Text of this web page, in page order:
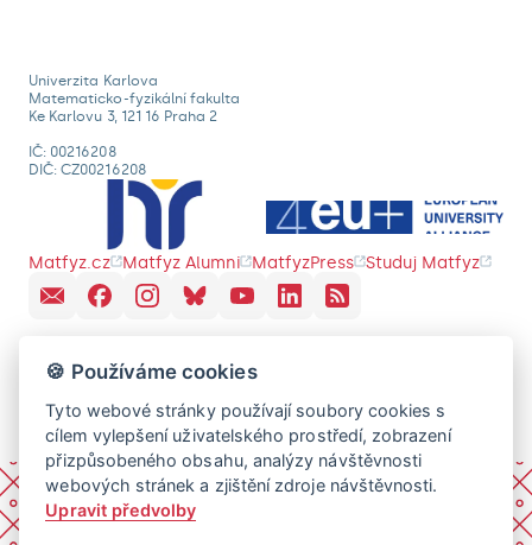
Univerzita Karlova
Matematicko-fyzikální fakulta
Ke Karlovu 3, 121 16 Praha 2
IČ: 00216208
DIČ: CZ00216208
Matfyz.cz Matfyz Alumni MatfyzPress Studuj Matfyz
🍪 Používáme cookies
Tyto webové stránky používají soubory cookies s
cílem vylepšení uživatelského prostředí, zobrazení
přizpůsobeného obsahu, analýzy návštěvnosti
webových stránek a zjištění zdroje návštěvnosti.
Upravit předvolby